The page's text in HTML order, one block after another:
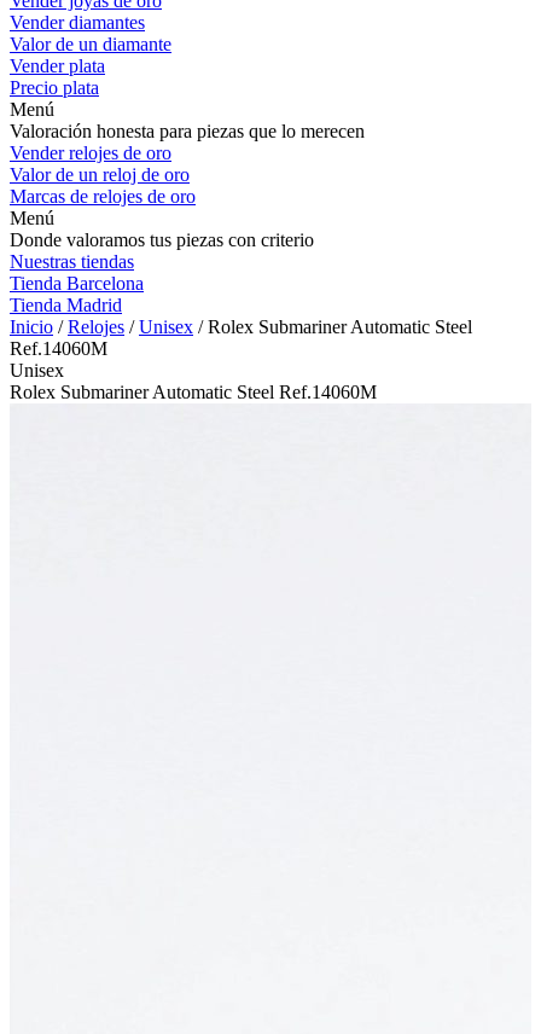
Vender diamantes
Valor de un diamante
Vender plata
Precio plata
Menú
Valoración honesta para piezas que lo merecen
Vender relojes de oro
Valor de un reloj de oro
Marcas de relojes de oro
Menú
Donde valoramos tus piezas con criterio
Nuestras tiendas
Tienda Barcelona
Tienda Madrid
Inicio /Relojes /Unisex / Rolex Submariner Automatic Steel
Ref.14060M
Unisex
Rolex Submariner Automatic Steel Ref.14060M